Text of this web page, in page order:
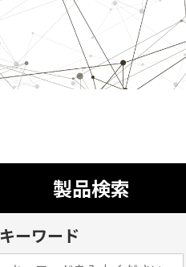
製品検索
キーワード